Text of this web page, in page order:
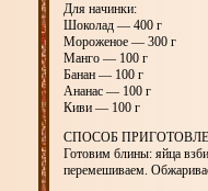
Для начинки:
Шоколад — 400 г
Мороженое — 300 г
Манго — 100 г
Банан — 100 г
Ананас — 100 г
Киви — 100 г
СПОСОБ
Готовим блины: яйца
перемешиваем.